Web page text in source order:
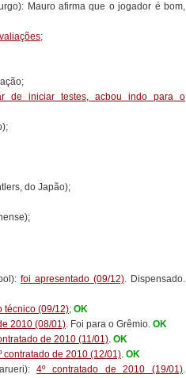
Mauro afirma que o jogador é bom,
;
de iniciar testes, acbou indo para o
do Japão);
foi apresentado (09/12). Dispensado.
técnico (09/12); OK
2010 (08/01). Foi para o Grêmio. OK
de 2010 (11/01). OK
contratado de 2010 (12/01). OK
4º contratado de 2010 (19/01).